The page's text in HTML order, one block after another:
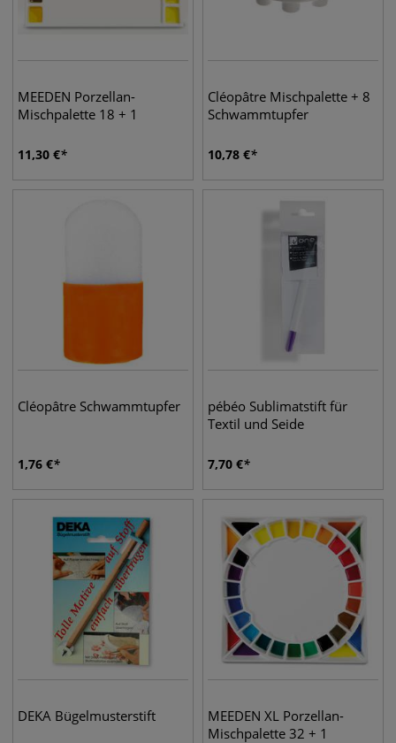
MEEDEN Porzellan-
Mischpalette 18 + 1
11,30 €
Cléopâtre Mischpalette + 8
Schwammtupfer
10,78 €
Cléopâtre Schwammtupfer
1,76 €
pébéo Sublimatstift für
Textil und Seide
7,70 €
DEKA Bügelmusterstift
MEEDEN XL Porzellan-
Mischpalette 32 + 1